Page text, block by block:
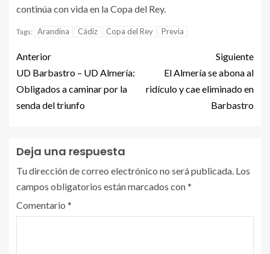
continúa con vida en la Copa del Rey.
Tags: Arandina Cádiz Copa del Rey Previa
Anterior
UD Barbastro – UD Almería:
Obligados a caminar por la
senda del triunfo
Siguiente
El Almería se abona al
ridículo y cae eliminado en
Barbastro
Deja una respuesta
Tu dirección de correo electrónico no será publicada. Los
campos obligatorios están marcados con*
Comentario *